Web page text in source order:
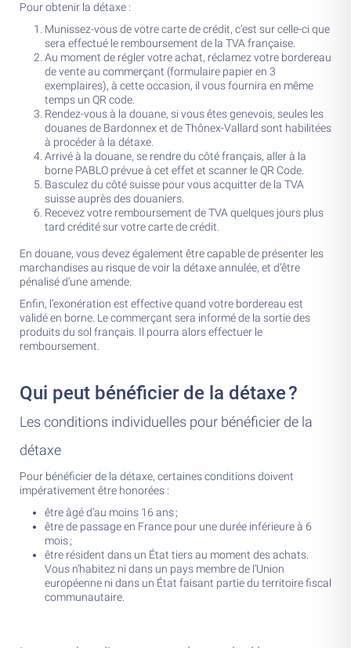
Pour obtenir la détaxe :
Munissez-vous de votre carte de crédit, c’est sur celle-ci que
sera effectué le remboursement de la TVA française.
Au moment de régler votre achat, réclamez votre bordereau
de vente au commerçant (formulaire papier en 3
exemplaires), à cette occasion, il vous fournira en même
temps un QR code.
Rendez-vous à la douane, si vous êtes genevois, seules les
douanes de Bardonnex et de Thônex-Vallard sont habilitées
à procéder à la détaxe.
Arrivé à la douane, se rendre du côté français, aller à la
borne PABLO prévue à cet effet et scanner le QR Code.
Basculez du côté suisse pour vous acquitter de la TVA
suisse auprès des douaniers.
Recevez votre remboursement de TVA quelques jours plus
tard crédité sur votre carte de crédit.
En douane, vous devez également être capable de présenter les
marchandises au risque de voir la détaxe annulée, et d’être
pénalisé d’une amende.
Enfin, l’exonération est effective quand votre bordereau est
validé en borne. Le commerçant sera informé de la sortie des
produits du sol français. Il pourra alors effectuer le
remboursement.
Qui peut bénéficier de la détaxe ?
Les conditions individuelles pour bénéficier de la
détaxe
Pour bénéficier de la détaxe, certaines conditions doivent
impérativement être honorées :
être âgé d’au moins 16 ans ;
être de passage en France pour une durée inférieure à 6
mois ;
être résident dans un État tiers au moment des achats.
Vous n’habitez ni dans un pays membre de l’Union
européenne ni dans un État faisant partie du territoire fiscal
communautaire.